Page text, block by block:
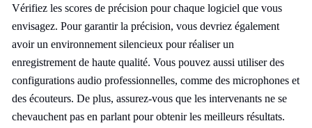
Vérifiez les scores de précision pour chaque logiciel que vous
envisagez. Pour garantir la précision, vous devriez également
avoir un environnement silencieux pour réaliser un
enregistrement de haute qualité. Vous pouvez aussi utiliser des
configurations audio professionnelles, comme des microphones et
des écouteurs. De plus, assurez-vous que les intervenants ne se
chevauchent pas en parlant pour obtenir les meilleurs résultats.